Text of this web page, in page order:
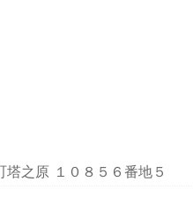
之原 １０８５６番地５